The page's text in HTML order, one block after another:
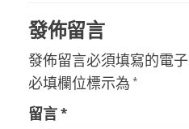
發佈留言
發佈留言必須填寫的電
必填欄位標示為 *
留言*